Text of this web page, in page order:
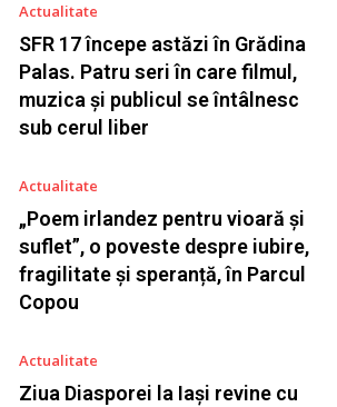
Actualitate
SFR 17 începe astăzi în Grădina
Palas. Patru seri în care filmul,
muzica și publicul se întâlnesc
sub cerul liber
Actualitate
„Poem irlandez pentru vioară și
suflet”, o poveste despre iubire,
fragilitate și speranță, în Parcul
Copou
Actualitate
Ziua Diasporei la Iași revine cu